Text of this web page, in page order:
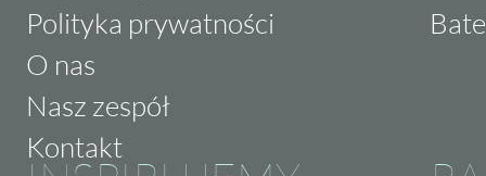
Polityka prywatności
O nas
Nasz zespół
Kontakt